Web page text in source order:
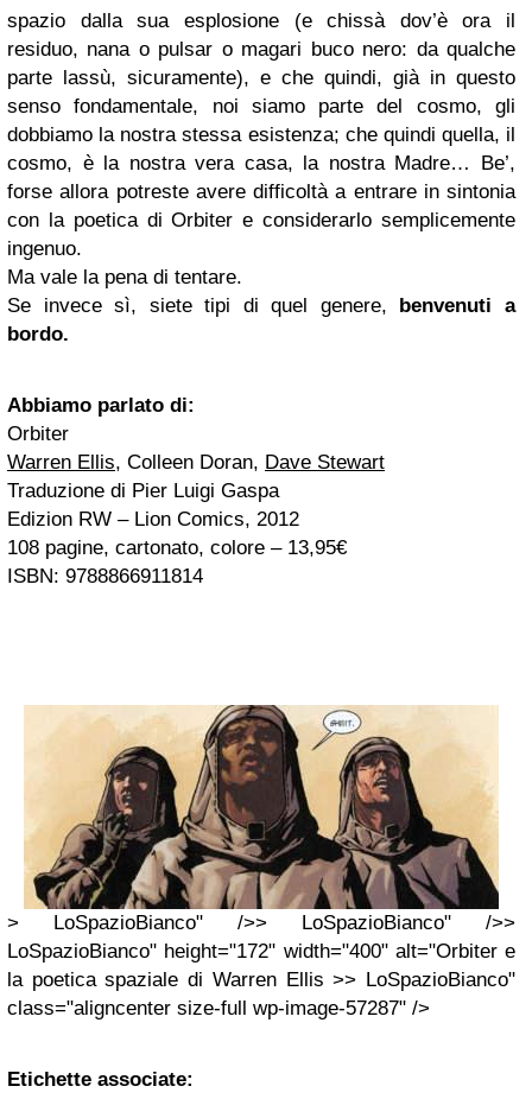
spazio dalla sua esplosione (e chissà dov’è ora il
residuo, nana o pulsar o magari buco nero: da qualche
parte lassù, sicuramente), e che quindi, già in questo
senso fondamentale, noi siamo parte del cosmo, gli
dobbiamo la nostra stessa esistenza; che quindi quella, il
cosmo, è la nostra vera casa, la nostra Madre… Be’,
forse allora potreste avere difficoltà a entrare in sintonia
con la poetica di Orbiter e considerarlo semplicemente
ingenuo.
Ma vale la pena di tentare.
Se invece sì, siete tipi di quel genere, benvenuti a
bordo.
Abbiamo parlato di:
Orbiter
Warren Ellis, Colleen Doran, Dave Stewart
Traduzione di Pier Luigi Gaspa
Edizion RW – Lion Comics, 2012
108 pagine, cartonato, colore – 13,95€
ISBN: 9788866911814
> LoSpazioBianco" />> LoSpazioBianco" />>
LoSpazioBianco" height="172" width="400" alt="Orbiter e
la poetica spaziale di Warren Ellis >> LoSpazioBianco"
class="aligncenter size-full wp-image-57287" />
Etichette associate: